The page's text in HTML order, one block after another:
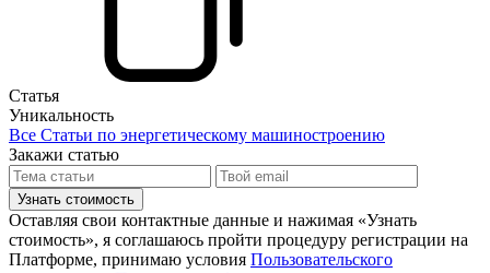
Статья
Уникальность
Все Статьи по энергетическому машиностроению
Закажи статью
Узнать стоимость
Оставляя свои контактные данные и нажимая «Узнать
стоимость», я соглашаюсь пройти процедуру регистрации на
Платформе, принимаю условия Пользовательского